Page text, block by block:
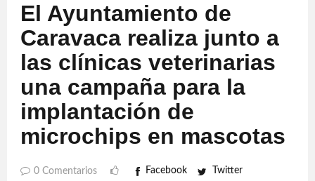
El Ayuntamiento de
Caravaca realiza junto a
las clínicas veterinarias
una campaña para la
implantación de
microchips en mascotas
0 Comentarios Facebook Twitter